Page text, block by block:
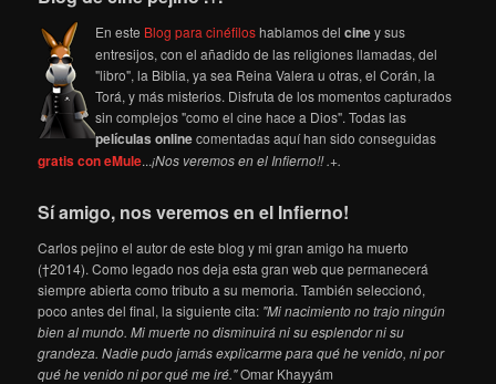
En este Blog para cinéfiloshablamos delciney sus
entresijos, con el añadido de las religiones llamadas, del
"libro", la Biblia, ya sea Reina Valera u otras, el Corán, la
Torá, y más misterios. Disfruta de los momentos capturados
sin complejos "como el cine hace a Dios". Todas las
películas onlinecomentadas aquí han sido conseguidas
gratis con eMule...¡Nos veremos en el Infierno!! .+.
Sí amigo, nos veremos en el Infierno!
Carlos pejino el autor de este blog y mi gran amigo ha muerto
(†2014). Como legado nos deja esta gran web que permanecerá
siempre abierta como tributo a su memoria. También seleccionó,
poco antes del final, la siguiente cita: "Mi nacimiento no trajo ningún
bien al mundo. Mi muerte no disminuirá ni su esplendor ni su
grandeza. Nadie pudo jamás explicarme para qué he venido, ni por
qué he venido ni por qué me iré."Omar Khayyám